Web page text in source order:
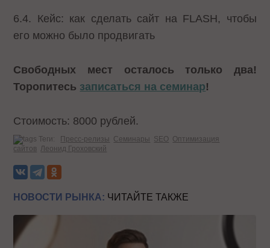
6.4. Кейс: как сделать сайт на FLASH, чтобы
его можно было продвигать
Свободных мест осталось только два!
Торопитесь записаться на семинар!
Стоимость: 8000 рублей.
Теги: Пресс-релизы Семинары SEO Оптимизация
сайтов Леонид Гроховский
НОВОСТИ РЫНКА: ЧИТАЙТЕ ТАКЖЕ